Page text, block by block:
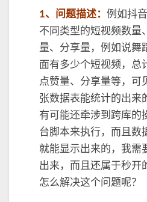
存
解
决
大
数
统
计
更
新
的
问
题
1、问题描述： 例如抖
不同类型的短视频数量
量、分享量，例如说舞
面有多少个短视频，总
点赞量、分享量等，可
张数据表能统计的出来
有可能还牵涉到跨库的
台脚本来执行，而且数
就能显示出来的，我需
出来，而且还属于秒开
怎么解决这个问题呢？